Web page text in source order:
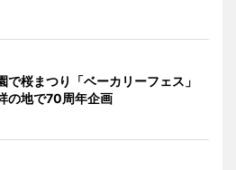
で桜まつり「ベーカリーフェス」
の地で70周年企画